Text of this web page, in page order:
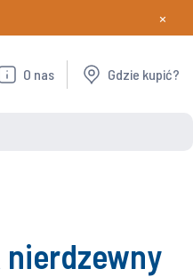
×
O nas Gdzie kupić?
nierdzewny